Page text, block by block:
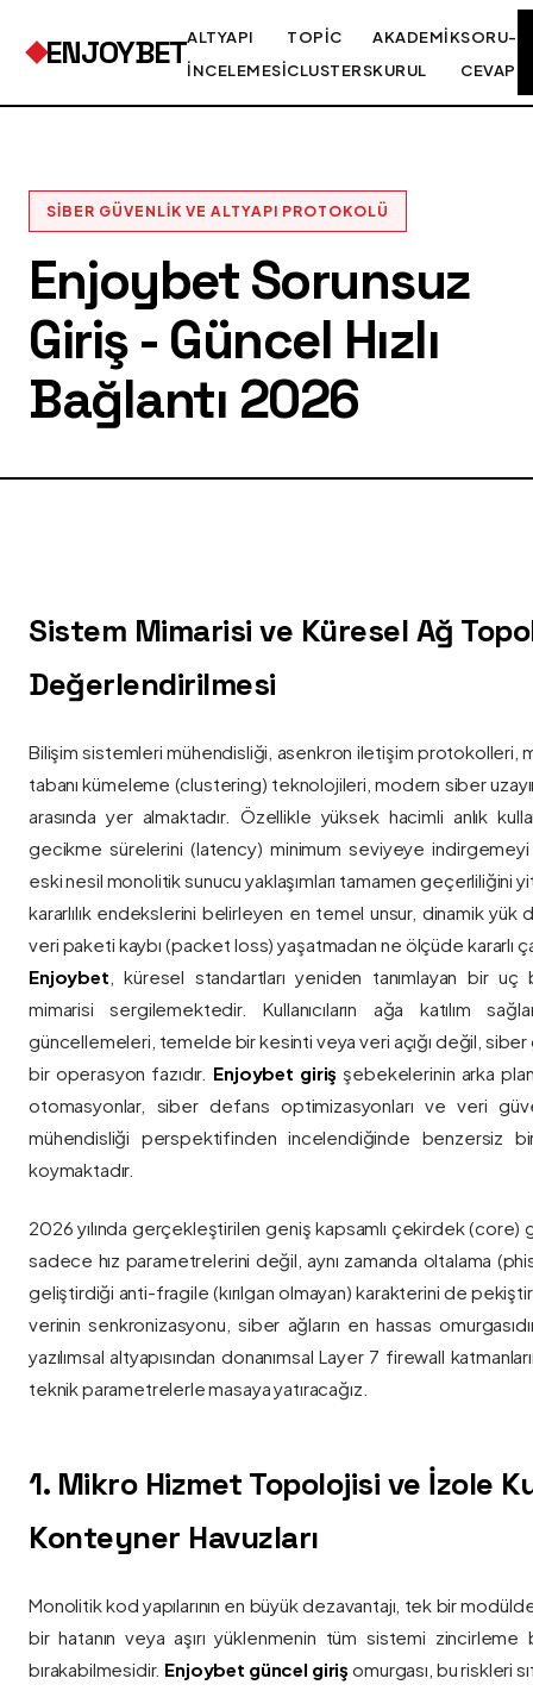
ENJOYBETALTYAPI
İNCELEMESI
TOPIC
CLUSTERS
AKADEMIK
KURUL
SORU-
CEVAP
SIBER GÜVENLIK VE ALTYAPI PROTOKOLÜ
Enjoybet Sorunsuz
Giriş - Güncel Hızlı
Bağlantı 2026
Sistem Mimarisi ve Küresel Ağ
Değerlendirilmesi
Bilişim sistemleri mühendisliği, asenkron iletişim protokolleri,
tabanı kümeleme (clustering) teknolojileri, modern siber
arasında yer almaktadır. Özellikle yüksek hacimli anlık
gecikme sürelerini (latency) minimum seviyeye
eski nesil monolitik sunucu yaklaşımları tamamen geçerliliğini
kararlılık endekslerini belirleyen en temel unsur, dinamik yük
veri paketi kaybı (packet loss) yaşatmadan ne ölçüde kararlı
Enjoybet , küresel standartları yeniden tanımlayan bir
mimarisi sergilemektedir. Kullanıcıların ağa katılım
güncellemeleri, temelde bir kesinti veya veri açığı değil, siber
bir operasyon fazıdır. Enjoybet giriş şebekelerinin arka
otomasyonlar, siber defans optimizasyonları ve veri
mühendisliği perspektifinden incelendiğinde benzersiz
koymaktadır.
2026 yılında gerçekleştirilen geniş kapsamlı çekirdek
sadece hız parametrelerini değil, aynı zamanda oltalama
geliştirdiği anti-fragile (kırılgan olmayan) karakterini de
verinin senkronizasyonu, siber ağların en hassas
yazılımsal altyapısından donanımsal Layer 7 firewall
teknik parametrelerle masaya yatıracağız.
1. Mikro Hizmet Topolojisi ve İzole
Konteyner Havuzları
Monolitik kod yapılarının en büyük dezavantajı, tek bir
bir hatanın veya aşırı yüklenmenin tüm sistemi zincirleme
bırakabilmesidir. Enjoybet güncel giriş omurgası, bu riskleri